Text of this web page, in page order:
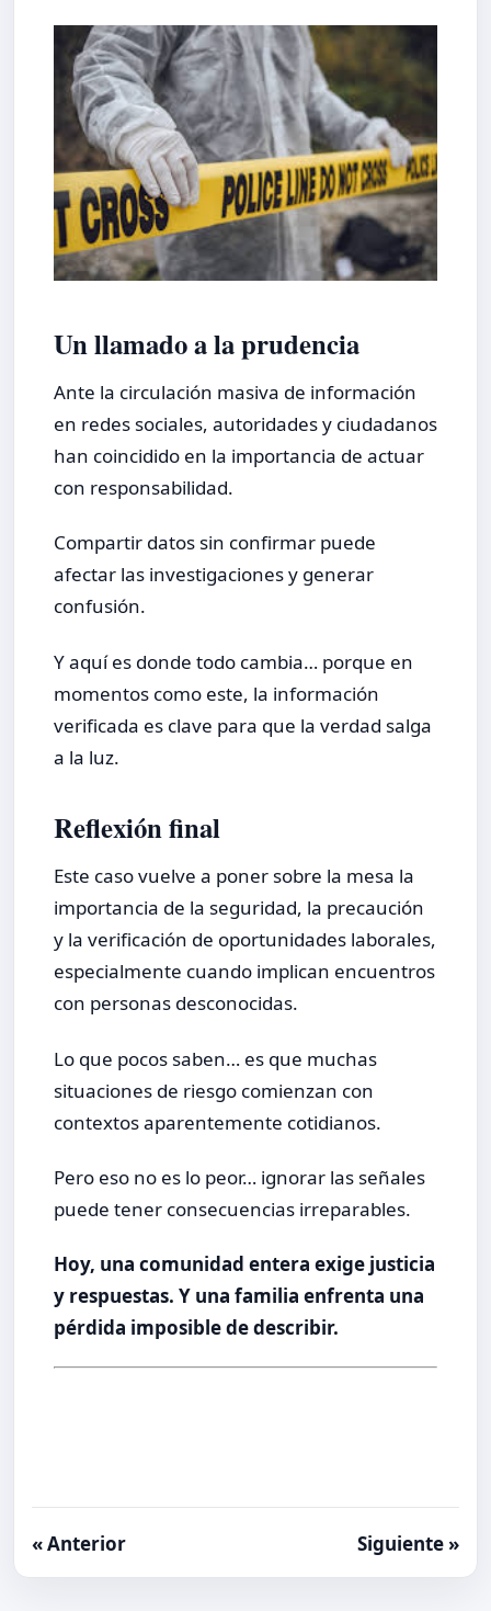
Un llamado a la prudencia
Ante la circulación masiva de información
en redes sociales, autoridades y ciudadanos
han coincidido en la importancia de actuar
con responsabilidad.
Compartir datos sin confirmar puede
afectar las investigaciones y generar
confusión.
Y aquí es donde todo cambia… porque en
momentos como este, la información
verificada es clave para que la verdad salga
a la luz.
Reflexión final
Este caso vuelve a poner sobre la mesa la
importancia de la seguridad, la precaución
y la verificación de oportunidades laborales,
especialmente cuando implican encuentros
con personas desconocidas.
Lo que pocos saben… es que muchas
situaciones de riesgo comienzan con
contextos aparentemente cotidianos.
Pero eso no es lo peor… ignorar las señales
puede tener consecuencias irreparables.
Hoy, una comunidad entera exige justicia
y respuestas. Y una familia enfrenta una
pérdida imposible de describir.
« Anterior Siguiente »